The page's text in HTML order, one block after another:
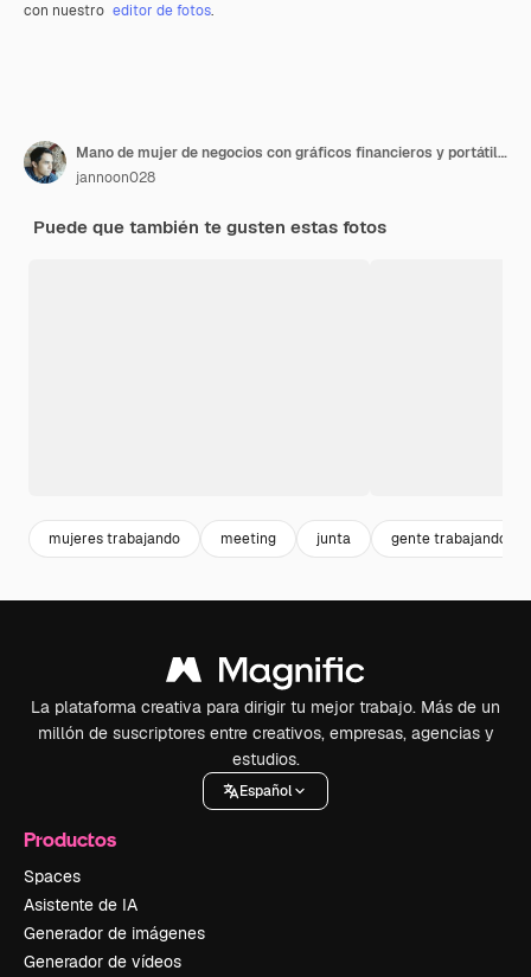
con nuestro editor de fotos.
Mano de mujer de negocios con gráficos financieros y portátil sobre la mesa
jannoon028
Puede que también te gusten estas fotos
mujeres trabajando meeting junta gente trabajando
La plataforma creativa para dirigir tu mejor trabajo. Más de un
millón de suscriptores entre creativos, empresas, agencias y
estudios.
Español
Productos
Spaces
Asistente de IA
Generador de imágenes
Generador de vídeos